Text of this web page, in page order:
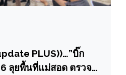
PLUS))…”บิ๊ก
ลุยพื้นที่แม่สอด ตรวจ